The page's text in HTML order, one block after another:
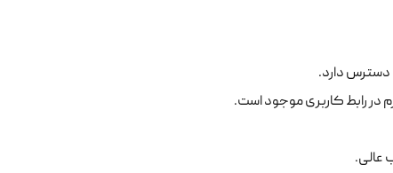
دسترس دارد.
در رابط کاربری موجود است.
عالی.